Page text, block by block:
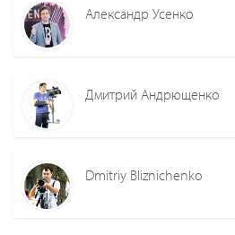
Александр Усенко
Дмитрий Андрющенко
Dmitriy Bliznichenko